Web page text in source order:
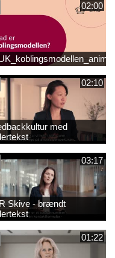
02:00
02:10
med
03:17
Skive - brændt
01:22